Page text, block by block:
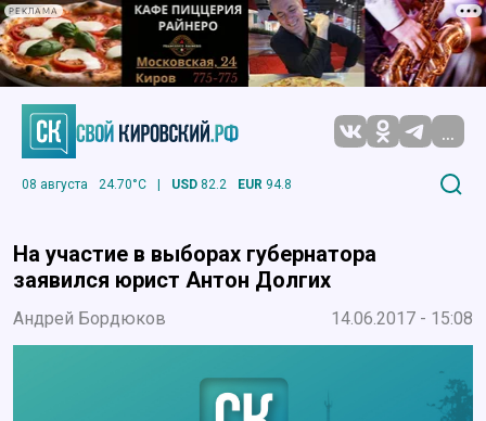
РЕКЛАМА
...
08 августа 24.70°C | USD 82.2 EUR 94.8
На участие в выборах губернатора
заявился юрист Антон Долгих
Андрей Бордюков 14.06.2017 - 15:08